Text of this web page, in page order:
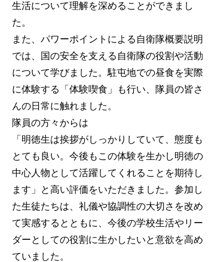
生活について理解を深めることができまし
た。
また、パワーポイントによる自衛隊概要説明
では、国の安全を支える自衛隊の役割や活動
について学びました。駐屯地での昼食を実際
に体験する「体験喫食」も行い、隊員の皆さ
んの日常に触れました。
隊員の方々からは
「明徳生は挨拶がしっかりしていて、態度も
とても良い。今後もこの体験を生かし明徳の
中心人物として活躍してくれることを期待し
ます」と高い評価をいただきました。参加し
た生徒たちは、礼儀や協調性の大切さを改め
て実感するとともに、今後の学校生活やリー
ダーとしての役割に生かしたいと意欲を高め
ていました。